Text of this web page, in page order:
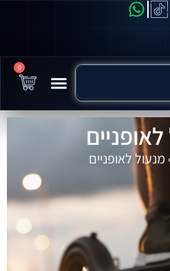
0
מנעול לאופניים